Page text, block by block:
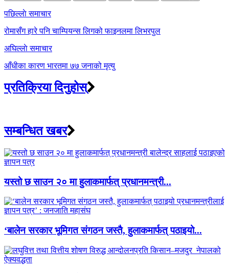
Post
navigation
पछिल्लाे समाचार
रोमासँग हारे पनि चाम्पियन्स लिगको फाइनलमा लिभरपुल
अघिल्लाे समाचार
आँधीका कारण भारतमा ७७ जनाको मृत्यु
प्रतिक्रिया दिनुहोस्
सम्बन्धित खबर
यस्तो छ साउन २० मा हुलाकमार्फत् प्रधानमन्त्री...
‘बालेन सरकार भूमिगत संगठन जस्तै, हुलाकमार्फत् पठाइयो...